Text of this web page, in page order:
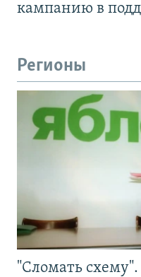
кампанию в
Регионы
"Сломать